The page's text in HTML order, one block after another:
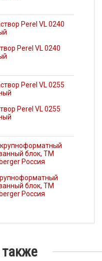
Perel VL 0240
Perel VL 0255
блок, ТМ
Россия